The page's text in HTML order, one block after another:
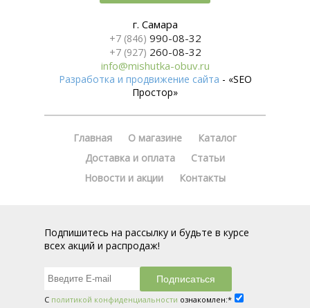
г. Самара
+7 (846) 990-08-32
+7 (927) 260-08-32
info@mishutka-obuv.ru
Разработка и продвижение сайта - «SEO
Простор»
Главная О магазине
Каталог
Доставка и оплата
Статьи
Новости и акции
Контакты
Подпишитесь на рассылку и будьте в курсе
всех акций и распродаж!
С политикой конфиденциальности ознакомлен:*